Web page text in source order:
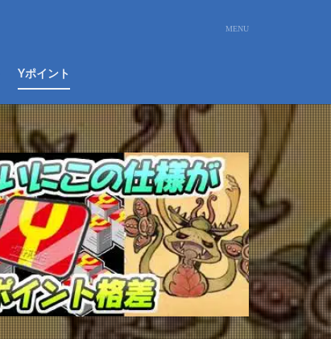
Yポイント